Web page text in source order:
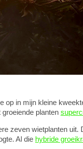
op in mijn kleine
planten
zeven wietplanten uit.
Al die hybride